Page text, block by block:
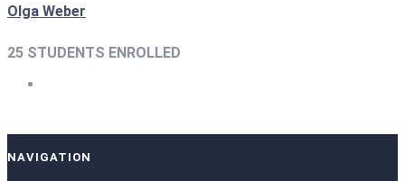
Olga Weber
25 STUDENTS ENROLLED
NAVIGATION